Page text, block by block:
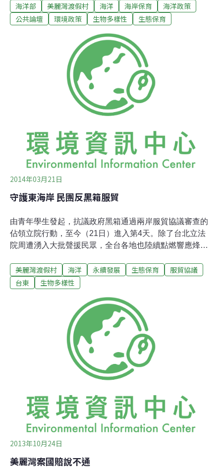
題有了轉機，朝「海洋永續」的目標邁進了一步。然而，
許多議題卻也凸顯了我們政府步履蹣跚，針對海洋事務的
足2013年10月，爭議延宕多年的美麗灣度假村開發案，終
於經最高行政法院判決確定其環評、開發違法，台東杉原
海岸豐富的自然生態終於得到暫時的歇息。回顧美麗灣爭
議，始於開發單位在地方政府刻意包庇，以及環保署未能
清楚認知當地海洋環境特殊性的狀況下，利用環評法漏
洞，規避環境影響評估。雖此案目前暫告一段落，然而，
整個東海岸仍有十數個大型海岸開發案，亦面臨變更地
得到解決，
海洋部 美麗灣渡假村 海洋 海岸保育
海洋政策
公共論壇
環境政策 生物多樣性 生態保育
2014年03月21日
守護東海岸 民團反黑箱服貿
由青年學生發起，抗議政府黑箱通過兩岸服貿協議審查的
佔領立院行動，至今（21日）進入第4天。除了台北立法
院周遭湧入大批聲援民眾，全台各地也陸續點燃響應烽
題遊樂園、環境服務業等等，對以觀光發展為重的花東地
區，勢必帶來巨大衝擊。擔心執政者欲強硬闖關、開放中
境永續、原民在地經濟及傳統文化。台東反反反行動聯盟
（以下簡稱反反反）成員於20日晚間連夜趕赴台北加入行
動，宣示「守護東海岸，不要黑箱服貿！」訴求。憂中資
大舉進駐 將有更多「美麗灣」反反反以台東第一個BOT
開發案－－美麗灣渡假村為例，其未經環評審查即違法開
發，破壞天然海岸線，顯現台灣政府並無管控不當開發案
之能力，放任財團破壞台灣永續發展的根本。而在違法飯
中國資本，恐將肆無忌憚地在東海岸圈地，掠奪自
美麗灣渡假村 海洋 永續發展 生態保育
服貿協議
台東
生物多樣性
2013年10月24日
美麗灣案國賠說不通